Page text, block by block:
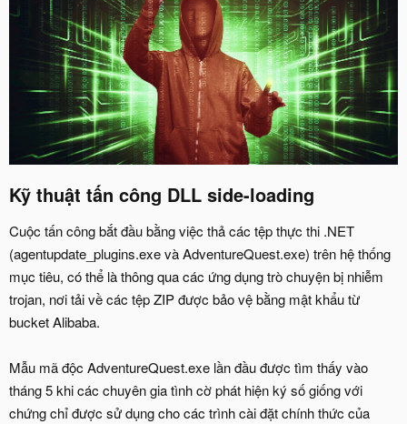
Kỹ thuật tấn công DLL side-loading
Cuộc tấn công bắt đầu bằng việc thả các tệp thực thi .NET
(agentupdate_plugins.exe và AdventureQuest.exe) trên hệ thống
mục tiêu, có thể là thông qua các ứng dụng trò chuyện bị nhiễm
trojan, nơi tải về các tệp ZIP được bảo vệ bằng mật khẩu từ
bucket Alibaba.
Mẫu mã độc AdventureQuest.exe lần đầu được tìm thấy vào
tháng 5 khi các chuyên gia tình cờ phát hiện ký số giống với
chứng chỉ được sử dụng cho các trình cài đặt chính thức của